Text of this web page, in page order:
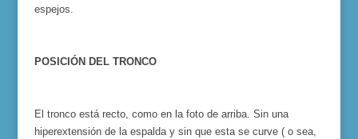
espejos.
POSICIÓN DEL TRONCO
El tronco está recto, como en la foto de arriba. Sin una
hiperextensión de la espalda y sin que esta se curve ( o sea,